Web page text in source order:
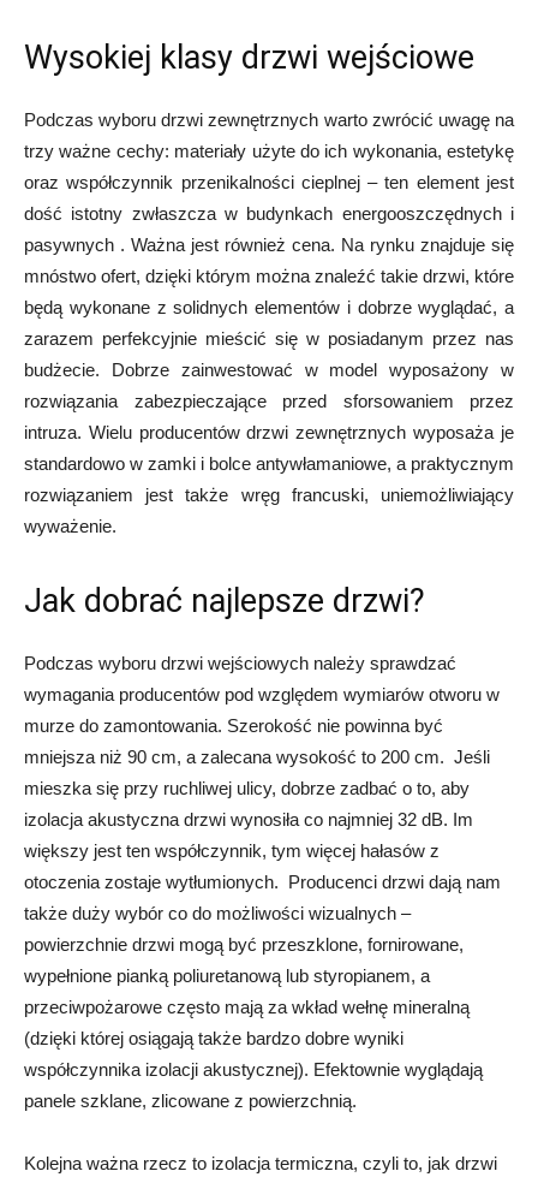
Wysokiej klasy drzwi wejściowe
Podczas wyboru drzwi zewnętrznych warto zwrócić uwagę na
trzy ważne cechy: materiały użyte do ich wykonania, estetykę
oraz współczynnik przenikalności cieplnej – ten element jest
dość istotny zwłaszcza w budynkach energooszczędnych i
pasywnych . Ważna jest również cena. Na rynku znajduje się
mnóstwo ofert, dzięki którym można znaleźć takie drzwi, które
będą wykonane z solidnych elementów i dobrze wyglądać, a
zarazem perfekcyjnie mieścić się w posiadanym przez nas
budżecie. Dobrze zainwestować w model wyposażony w
rozwiązania zabezpieczające przed sforsowaniem przez
intruza. Wielu producentów drzwi zewnętrznych wyposaża je
standardowo w zamki i bolce antywłamaniowe, a praktycznym
rozwiązaniem jest także wręg francuski, uniemożliwiający
wyważenie.
Jak dobrać najlepsze drzwi?
Podczas wyboru drzwi wejściowych należy sprawdzać
wymagania producentów pod względem wymiarów otworu w
murze do zamontowania. Szerokość nie powinna być
mniejsza niż 90 cm, a zalecana wysokość to 200 cm. Jeśli
mieszka się przy ruchliwej ulicy, dobrze zadbać o to, aby
izolacja akustyczna drzwi wynosiła co najmniej 32 dB. Im
większy jest ten współczynnik, tym więcej hałasów z
otoczenia zostaje wytłumionych. Producenci drzwi dają nam
także duży wybór co do możliwości wizualnych –
powierzchnie drzwi mogą być przeszklone, fornirowane,
wypełnione pianką poliuretanową lub styropianem, a
przeciwpożarowe często mają za wkład wełnę mineralną
(dzięki której osiągają także bardzo dobre wyniki
współczynnika izolacji akustycznej). Efektownie wyglądają
panele szklane, zlicowane z powierzchnią.
Kolejna ważna rzecz to izolacja termiczna, czyli to, jak drzwi